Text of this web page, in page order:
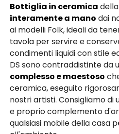
Bottiglia in ceramica
interamente a mano dai
ai modelli Folk, ideali da
tavola per servire e
condimenti liquidi con stile
DS sono contraddistinte da
complesso e maestoso
ceramica, eseguito
nostri artisti. Consigliamo di
e proprio complemento
qualsiasi mobile della casa